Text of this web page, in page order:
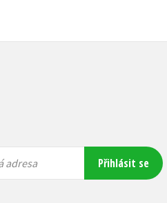
adresa Přihlásit se